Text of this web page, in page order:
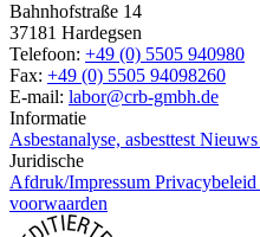
Bahnhofstraße 14
37181 Hardegsen
Telefoon: +49 (0) 5505 940980
Fax: +49 (0) 5505 94098260
E-mail: labor@crb-gmbh.de
Informatie
Asbestanalyse, asbesttest Nieuws
Juridische
Afdruk/Impressum Privacybeleid
voorwaarden